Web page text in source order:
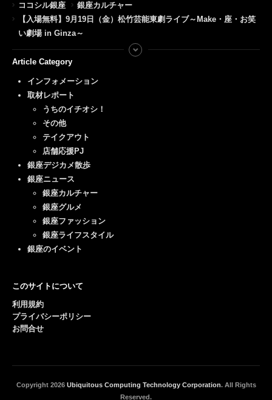
ココシル銀座
銀座カルチャー
【入場無料】9月19日（金）松竹芸能東劇ライブ～Make・座・お笑
い劇場 in Ginza～
Article Category
インフォメーション
取材レポート
うちのイチオシ！
その他
テイクアウト
店舗応援PJ
銀座デジカメ散歩
銀座ニュース
銀座カルチャー
銀座グルメ
銀座ファッション
銀座ライフスタイル
銀座のイベント
このサイトについて
利用規約
プライバシーポリシー
お問合せ
Copyright 2026 Ubiquitous Computing Technology Corporation. All Rights
Reserved.